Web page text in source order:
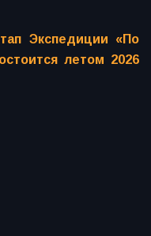
Экспедиции «По
летом 2026